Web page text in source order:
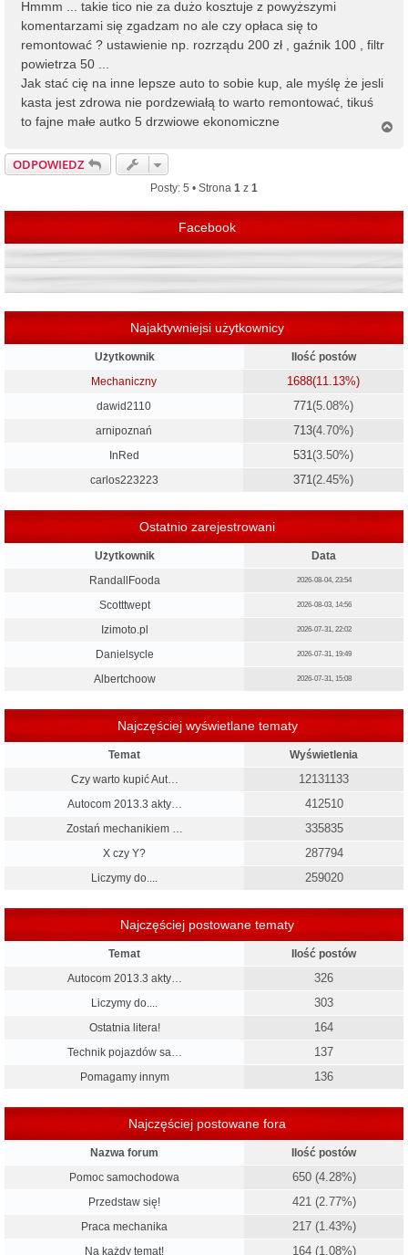
Hmmm ... takie tico nie za dużo kosztuje z powyższymi
komentarzami się zgadzam no ale czy opłaca się to
remontować ? ustawienie np. rozrządu 200 zł , gaźnik 100 , filtr
powietrza 50 ...
Jak stać cię na inne lepsze auto to sobie kup, ale myślę że jesli
kasta jest zdrowa nie pordzewiałą to warto remontować, tikuś
to fajne małe autko 5 drzwiowe ekonomiczne
ODPOWIEDZ
Posty: 5 • Strona 1 z 1
Facebook
Najaktywniejsi użytkownicy
Użytkownik
Ilość postów
Mechaniczny
1688(11.13%)
dawid2110 771(5.08%)
arnipoznań 713(4.70%)
InRed 531(3.50%)
carlos223223 371(2.45%)
Ostatnio zarejestrowani
Użytkownik
Data
RandallFooda
2026-08-04, 23:54
Scotttwept 2026-08-03, 14:56
Izimoto.pl 2026-07-31, 22:02
Danielsycle 2026-07-31, 19:49
Albertchoow 2026-07-31, 15:08
Najczęściej wyświetlane tematy
Temat
Wyświetlenia
Czy warto kupić Aut…
12131133
Autocom 2013.3 akty… 412510
Zostań mechanikiem … 335835
X czy Y? 287794
Liczymy do.... 259020
Najczęściej postowane tematy
Temat
Ilość postów
Autocom 2013.3 akty…
326
Liczymy do.... 303
Ostatnia litera! 164
Technik pojazdów sa… 137
Pomagamy innym 136
Najczęściej postowane fora
Nazwa forum
Ilość postów
Pomoc samochodowa
650 (4.28%)
Przedstaw się! 421 (2.77%)
Praca mechanika 217 (1.43%)
Na każdy temat! 164 (1.08%)